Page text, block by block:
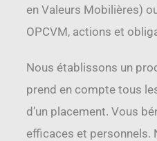
en Valeurs Mobilières)
OPCVM, actions et
Nous établissons un
prend en compte tous
d’un placement. Vous
efficaces et personnels.